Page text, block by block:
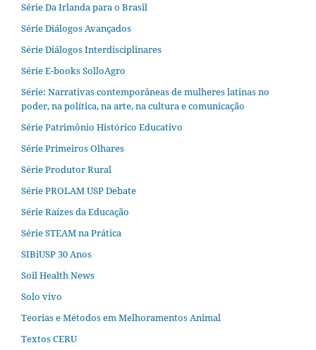
Série Da Irlanda para o Brasil
Série Diálogos Avançados
Série Diálogos Interdisciplinares
Série E-books SolloAgro
Série: Narrativas contemporâneas de mulheres latinas no
poder, na política, na arte, na cultura e comunicação
Série Patrimônio Histórico Educativo
Série Primeiros Olhares
Série Produtor Rural
Série PROLAM USP Debate
Série Raízes da Educação
Série STEAM na Prática
SIBiUSP 30 Anos
Soil Health News
Solo vivo
Teorias e Métodos em Melhoramentos Animal
Textos CERU